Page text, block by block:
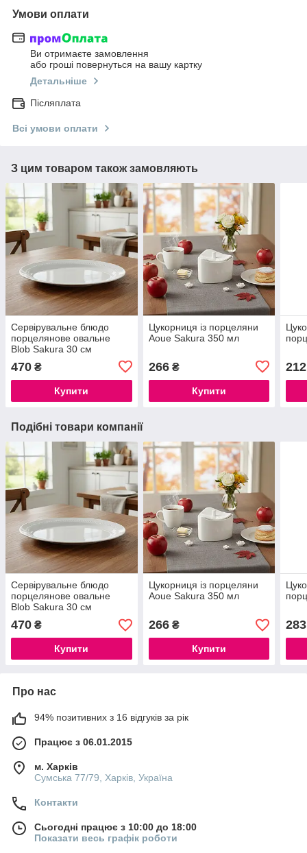
Умови оплати
Ви отримаєте замовлення
або гроші повернуться на вашу картку
Детальніше
Післяплата
Всі умови оплати
З цим товаром також замовляють
Сервірувальне блюдо
порцелянове овальне
Blob Sakura 30 см
470 ₴
Купити
Цукорниця із порцеляни
Aoue Sakura 350 мл
266₴
Купити
212
Подібні товари компанії
Сервірувальне блюдо
порцелянове овальне
Blob Sakura 30 см
470 ₴
Купити
Цукорниця із порцеляни
Aoue Sakura 350 мл
266₴
Купити
283
Про нас
94% позитивних з 16 відгуків за рік
Працює з 06.01.2015
м. Харків
Сумська 77/79, Харків, Україна
Контакти
Сьогодні працює з 10:00 до 18:00
Показати весь графік роботи